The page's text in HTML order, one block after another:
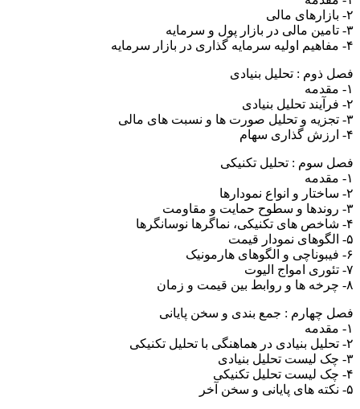
۲- بازارهای مالی
۳- تامین مالی در بازار پول و سرمایه
۴- مفاهیم اولیه سرمایه گذاری در بازار سرمایه
فصل ذوم : تحلیل بنیادی
۱- مقدمه
۲- فرآیند تحلیل بنیادی
۳- تجزیه و تحلیل صورت ها و نسبت های مالی
۴- ارزش گذاری سهام
فصل سوم : تحلیل تکنیکی
۱- مقدمه
۲- ساختار و انواع نمودارها
۳- روندها و سطوح حمایت و مقاومت
۴- شاخص های تکنیکی، نماگرها نوسانگرها
۵- الگوهای نمودار قیمت
۶- فیبوناچی و الگوهای هارمونیک
۷- تئوری امواج الیوت
۸- چرخه ها و روابط بین قیمت و زمان
فصل چهارم : جمع بندی و سخن پایانی
۱- مقدمه
۲- تحلیل بنیادی در هماهنگی با تحلیل تکنیکی
۳- چک لیست تحلیل بنیادی
۴- چک لیست تحلیل تکنیکی
۵- نکته های پایانی و سخن آخر